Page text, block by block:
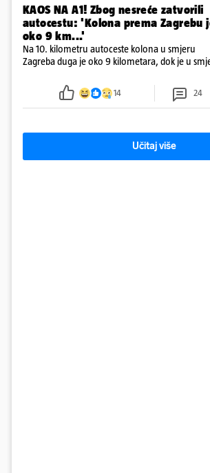
KAOS NA A1! Zbog nesreće zatvorili
autocestu: 'Kolona prema Zagrebu
oko 9 km...'
Na 10. kilometru autoceste kolona u smjeru
Zagreba duga je oko 9 kilometara, dok je u
14 24
Učitaj više